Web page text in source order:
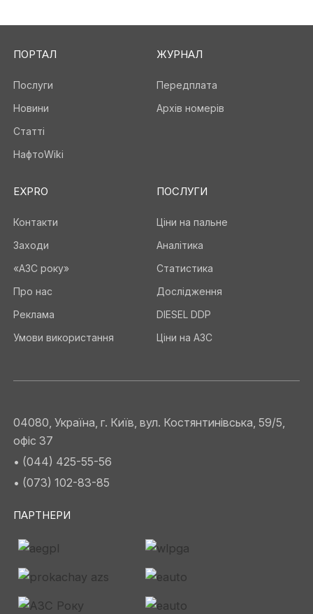
ПОРТАЛ
Послуги
Новини
Статті
НафтоWiki
ЖУРНАЛ
Передплата
Архів номерів
EXPRO
Контакти
Заходи
«АЗС року»
Про нас
Реклама
Умови використання
ПОСЛУГИ
Ціни на пальне
Аналітика
Статистика
Дослідження
DIESEL DDP
Ціни на АЗС
04080, Україна, г. Київ, вул. Костянтинівська, 59/5,
офіс 37
• (044) 425-55-56
• (073) 102-83-85
ПАРТНЕРИ